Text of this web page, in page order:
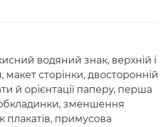
водяний знак, верхній і
сторінки, двосторонній
й орієнтації паперу, перша
зменшення
плакатів, примусова